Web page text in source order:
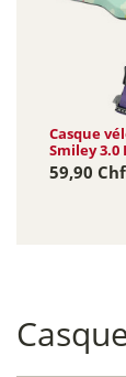
Casque
Smiley 3.0
59,90 Chf